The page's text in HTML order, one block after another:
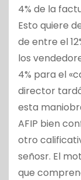
4% de la
Esto quiere
de entre el
los
4% para el
director
esta
AFIP bien
otro
señosr. El
que